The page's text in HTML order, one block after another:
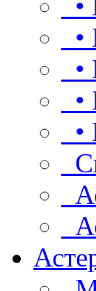
•
•
•